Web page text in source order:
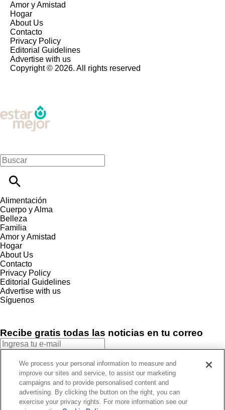
Amor y Amistad
Hogar
About Us
Contacto
Privacy Policy
Editorial Guidelines
Advertise with us
Copyright © 2026. All rights reserved
Alimentación
Cuerpo y Alma
Belleza
Familia
Amor y Amistad
Hogar
About Us
Contacto
Privacy Policy
Editorial Guidelines
Advertise with us
Síguenos
Recibe gratis todas las noticias en tu correo
SUSCRIBIRME
Este sitio está protegido por reCAPTCHA y Google
privacidady Se aplican lasCondiciones de servicio
¡Muchas gracias!Ya estás suscrito a nuestro newsletter
We process your personal information to measure and
improve our sites and service, to assist our marketing
campaigns and to provide personalised content and
advertising. By clicking the button on the right, you can
exercise your privacy rights. For more information see our